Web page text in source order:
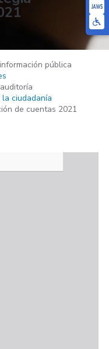
pública
ciudadanía
de cuentas 2021